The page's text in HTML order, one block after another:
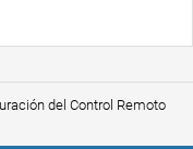
del Control Remoto